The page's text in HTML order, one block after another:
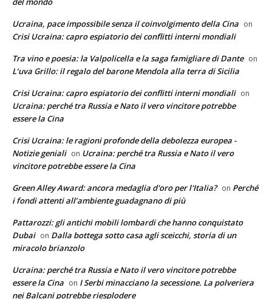
Ucraina, pace impossibile senza il coinvolgimento della Cina on
Crisi Ucraina: capro espiatorio dei conflitti interni mondiali
Tra vino e poesia: la Valpolicella e la saga famigliare di Dante on
L’uva Grillo: il regalo del barone Mendola alla terra di Sicilia
Crisi Ucraina: capro espiatorio dei conflitti interni mondiali on
Ucraina: perché tra Russia e Nato il vero vincitore potrebbe
essere la Cina
Crisi Ucraina: le ragioni profonde della debolezza europea -
Notizie geniali on Ucraina: perché tra Russia e Nato il vero
vincitore potrebbe essere la Cina
Green Alley Award: ancora medaglia d'oro per l'Italia? on Perché
i fondi attenti all’ambiente guadagnano di più
Pattarozzi: gli antichi mobili lombardi che hanno conquistato
Dubai on Dalla bottega sotto casa agli sceicchi, storia di un
miracolo brianzolo
Ucraina: perché tra Russia e Nato il vero vincitore potrebbe
essere la Cina on I Serbi minacciano la secessione. La polveriera
nei Balcani potrebbe riesplodere